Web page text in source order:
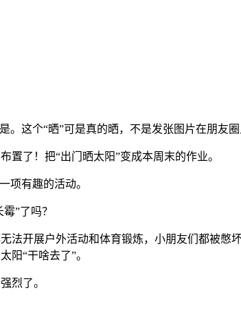
这个“晒”可是真的晒，不是发张图片在朋友圈
了！把“出门晒太阳”变成本周末的作业。
项有趣的活动。
”了吗？
开展户外活动和体育锻炼，小朋友们都被憋
“干啥去了”。
烈了。